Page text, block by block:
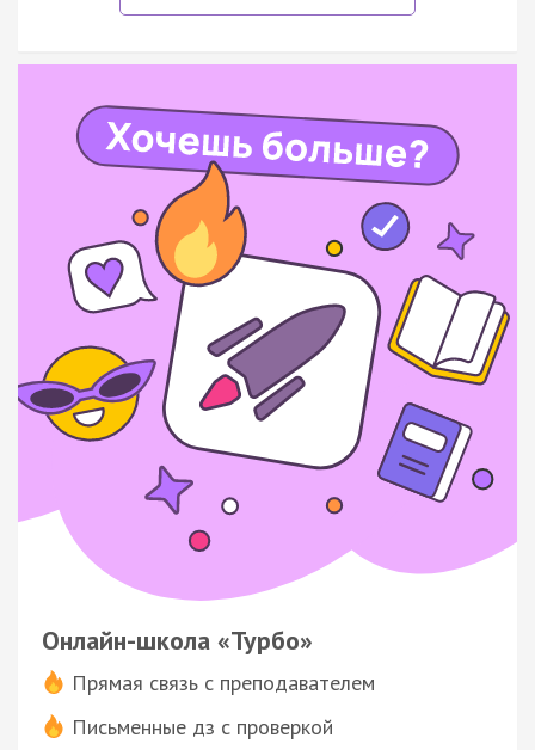
Онлайн-школа «Турбо»
Прямая связь с преподавателем
Письменные дз с проверкой